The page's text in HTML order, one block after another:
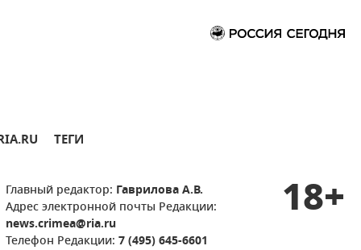
ТЕГИ
Главный редактор: Гаврилова А.В.
Адрес электронной почты Редакции:
news.crimea@ria.ru
Телефон Редакции: 7 (495) 645-6601
18+